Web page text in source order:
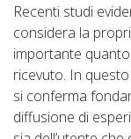
Recenti studi
considera la
importante
ricevuto. In
si conferma
diffusione di